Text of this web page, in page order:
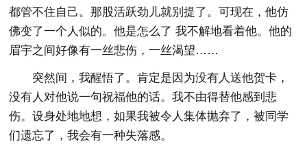
都管不住自己。那股活跃劲儿就别提了。可现在，他仿
佛变了一个人似的。他是怎么了 我不解地看着他。他的
眉宇之间好像有一丝悲伤，一丝渴望……
突然间，我醒悟了。肯定是因为没有人送他贺卡，
没有人对他说一句祝福他的话。我不由得替他感到悲
伤。设身处地地想，如果我被令人集体抛弃了，被同学
们遗忘了，我会有一种失落感。